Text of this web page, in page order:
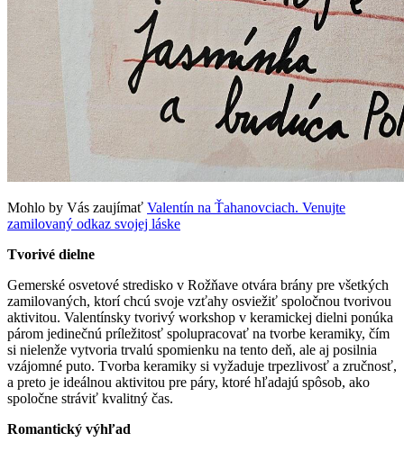
Mohlo by Vás zaujímať Valentín na Ťahanovciach. Venujte
zamilovaný odkaz svojej láske
Tvorivé dielne
Gemerské osvetové stredisko v Rožňave otvára brány pre všetkých
zamilovaných, ktorí chcú svoje vzťahy osviežiť spoločnou tvorivou
aktivitou. Valentínsky tvorivý workshop v keramickej dielni ponúka
párom jedinečnú príležitosť spolupracovať na tvorbe keramiky, čím
si nielenže vytvoria trvalú spomienku na tento deň, ale aj posilnia
vzájomné puto. Tvorba keramiky si vyžaduje trpezlivosť a zručnosť,
a preto je ideálnou aktivitou pre páry, ktoré hľadajú spôsob, ako
spoločne stráviť kvalitný čas.
Romantický výhľad